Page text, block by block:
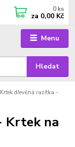
Menu
Hledat
0 ks
za 0,00 Kč
Krtek dřevěná razítka -
Krtek na